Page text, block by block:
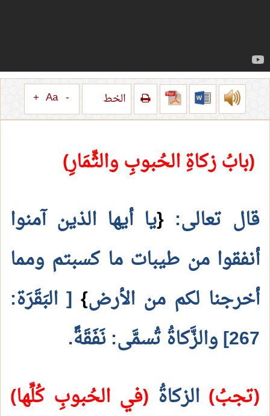
الخط -
Aa
+
(بابُ زكاةِ الحُبوبِ والثِّمَارِ)
قال تعالى: {يا أيها الذين آمنوا
أنفقوا من طيبات ما كسبتم ومما
أخرجنا لكم من الأرض} [ البَقَرَة:
267] والزَّكاةُ تُسمَّى: نَفَقَةً.
(تجبُ) الزكاةُ (في الحُبوبِ كُلِّها)